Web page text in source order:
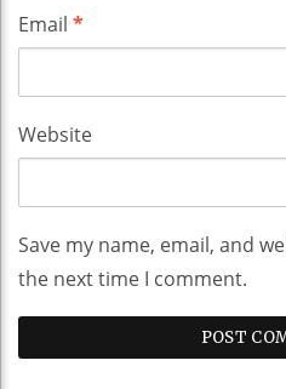
Email *
Website
Save my name, email, and
the next time I comment.